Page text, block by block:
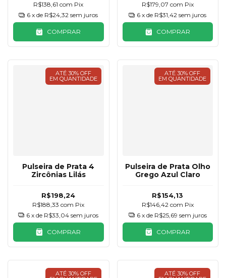
R$138,61com Pix
6 x de R$24,32 sem juros
COMPRAR
R$179,07 com Pix
6 x de R$31,42 sem juros
COMPRAR
ATÉ 30% OFF
EM QUANTIDADE
Pulseira de Prata 4
Zircônias Lilás
R$198,24
R$188,33com Pix
6 x de R$33,04 sem juros
COMPRAR
ATÉ 30% OFF
EM QUANTIDADE
Pulseira de Prata Olho
Grego Azul Claro
R$154,13
R$146,42 com Pix
6 x de R$25,69 sem juros
COMPRAR
ATÉ 30% OFF ATÉ 30% OFF